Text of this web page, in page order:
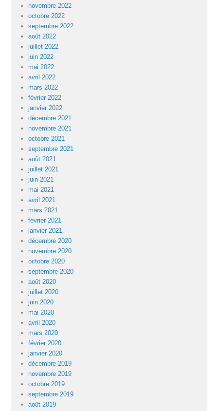
novembre 2022
octobre 2022
septembre 2022
août 2022
juillet 2022
juin 2022
mai 2022
avril 2022
mars 2022
février 2022
janvier 2022
décembre 2021
novembre 2021
octobre 2021
septembre 2021
août 2021
juillet 2021
juin 2021
mai 2021
avril 2021
mars 2021
février 2021
janvier 2021
décembre 2020
novembre 2020
octobre 2020
septembre 2020
août 2020
juillet 2020
juin 2020
mai 2020
avril 2020
mars 2020
février 2020
janvier 2020
décembre 2019
novembre 2019
octobre 2019
septembre 2019
août 2019